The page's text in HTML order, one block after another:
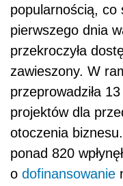
popularnością, co
pierwszego dnia
przekroczyła
zawieszony. W
przeprowadziła
projektów dla
otoczenia
ponad 820
o dofinansowanie